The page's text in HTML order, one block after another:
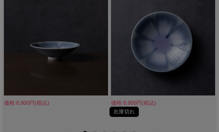
価格:8,800円(税込)
価格:8,800円(税込)
在庫切れ